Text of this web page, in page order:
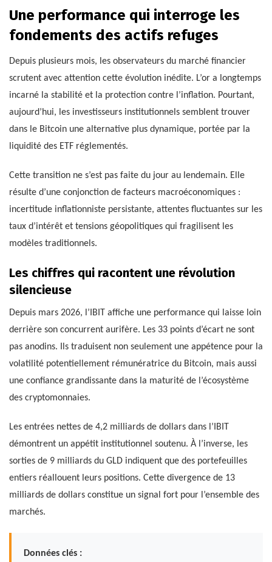
Une performance qui interroge les
fondements des actifs refuges
Depuis plusieurs mois, les observateurs du marché financier
scrutent avec attention cette évolution inédite. L’or a longtemps
incarné la stabilité et la protection contre l’inflation. Pourtant,
aujourd’hui, les investisseurs institutionnels semblent trouver
dans le Bitcoin une alternative plus dynamique, portée par la
liquidité des ETF réglementés.
Cette transition ne s’est pas faite du jour au lendemain. Elle
résulte d’une conjonction de facteurs macroéconomiques :
incertitude inflationniste persistante, attentes fluctuantes sur les
taux d’intérêt et tensions géopolitiques qui fragilisent les
modèles traditionnels.
Les chiffres qui racontent une révolution
silencieuse
Depuis mars 2026, l’IBIT affiche une performance qui laisse loin
derrière son concurrent aurifère. Les 33 points d’écart ne sont
pas anodins. Ils traduisent non seulement une appétence pour la
volatilité potentiellement rémunératrice du Bitcoin, mais aussi
une confiance grandissante dans la maturité de l’écosystème
des cryptomonnaies.
Les entrées nettes de 4,2 milliards de dollars dans l’IBIT
démontrent un appétit institutionnel soutenu. À l’inverse, les
sorties de 9 milliards du GLD indiquent que des portefeuilles
entiers réallouent leurs positions. Cette divergence de 13
milliards de dollars constitue un signal fort pour l’ensemble des
marchés.
Données clés :